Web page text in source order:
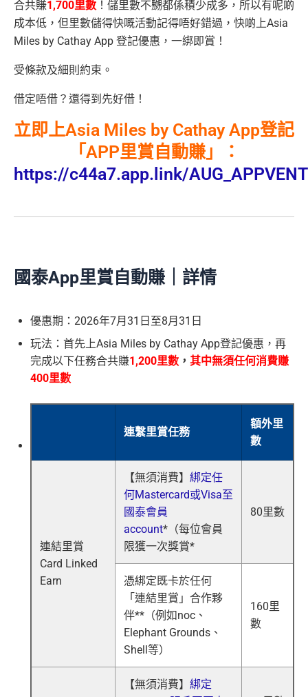
合共賺1,700里數 ！ 儲里數不嬲都係積少成多，所以有呢啲
成本低，但里數儲得快嘅活動記得唔好錯過，快啲上Asia
Miles by Cathay App 登記優惠，一綁即賞！
受條款及細則約束。
借定唔借？還得到先好借！
立即上Asia Miles by Cathay App登記
「APP里賞自動賺」
：
https://c44a7.app.link/
國泰App里賞自動賺｜詳情
優惠期：2026年7月31日至8月31日
玩法：首先上Asia Miles by Cathay App登記優惠， 再
完成以下任務合共賺1,200里數 ， 其中無須任何消費賺
400里數
連繫里賞任務
額外里
數
連結里賞
Card Linked
Earn
【無須消費】 綁定任
何Mastercard或Visa至
國泰會員
account*（每位會員
限獲一次獎賞*
80里數
憑綁定既卡於任何
「連結里賞」合作夥
伴**（例如noc、
Elephant Grounds、
Shell等）
160里
數
【無須消費】 綁定